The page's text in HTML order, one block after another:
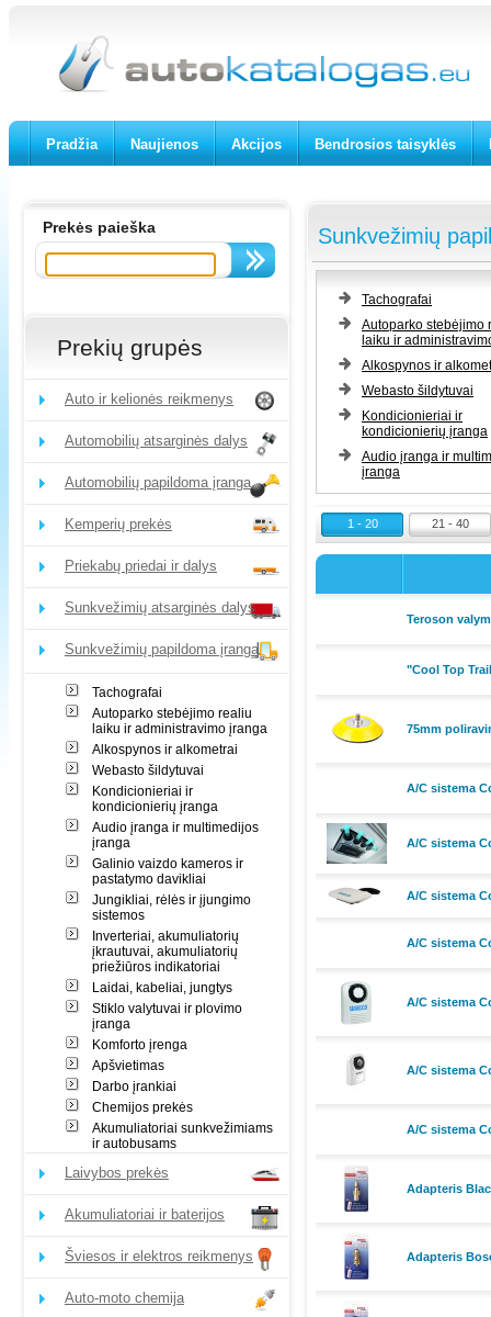
Pradžia Naujienos Akcijos Bendrosios taisyklės
Prekės paieška
Prekių grupės
Auto ir kelionės reikmenys
Automobilių atsarginės dalys
Automobilių papildoma įranga
Kemperių prekės
Priekabų priedai ir dalys
Sunkvežimių atsarginės dalys
Sunkvežimių papildoma įranga
Tachografai
Autoparko stebėjimo realiu
laiku ir administravimo įranga
Alkospynos ir alkometrai
Webasto šildytuvai
Kondicionieriai ir
kondicionierių įranga
Audio įranga ir multimedijos
įranga
Galinio vaizdo kameros ir
pastatymo davikliai
Jungikliai, rėlės ir įjungimo
sistemos
Inverteriai, akumuliatorių
įkrautuvai, akumuliatorių
priežiūros indikatoriai
Laidai, kabeliai, jungtys
Stiklo valytuvai ir plovimo
įranga
Komforto įrenga
Apšvietimas
Darbo įrankiai
Chemijos prekės
Akumuliatoriai sunkvežimiams
ir autobusams
Laivybos prekės
Akumuliatoriai ir baterijos
Šviesos ir elektros reikmenys
Auto-moto chemija
Sunkvežimių
Tachografai
Autoparko stebėjimo
laiku ir
Alkospynos ir
Webasto šildytuvai
Kondicionieriai ir
kondicionierių įranga
Audio įranga ir
įranga
1 - 20 21 - 40
Teroson
"Cool Top
75mm
A/C sistema
A/C sistema
A/C sistema
A/C sistema
A/C sistema
A/C sistema
A/C sistema
Adapteris
Adapteris